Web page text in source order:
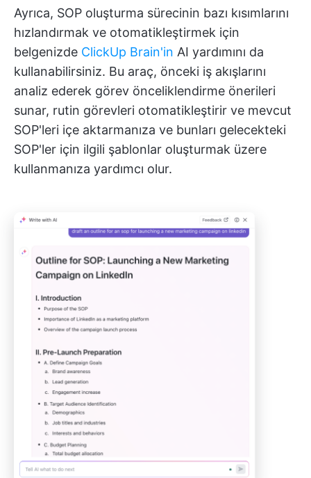
Ayrıca, SOP oluşturma sürecinin bazı kısımlarını
hızlandırmak ve otomatikleştirmek için
belgenizde ClickUp Brain'in AI yardımını da
kullanabilirsiniz. Bu araç, önceki iş akışlarını
analiz ederek görev önceliklendirme önerileri
sunar, rutin görevleri otomatikleştirir ve mevcut
SOP'leri içe aktarmanıza ve bunları gelecekteki
SOP'ler için ilgili şablonlar oluşturmak üzere
kullanmanıza yardımcı olur.